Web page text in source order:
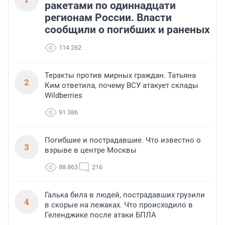
ракетами по одиннадцати
регионам России. Власти
сообщили о погибших и раненых
114 262
2
Теракты против мирных граждан. Татьяна
Ким ответила, почему ВСУ атакует склады
Wildberries
91 386
3
Погибшие и пострадавшие. Что известно о
взрыве в центре Москвы
88 863 216
4
Галька била в людей, пострадавших грузили
в скорые на лежаках. Что происходило в
Геленджике после атаки БПЛА